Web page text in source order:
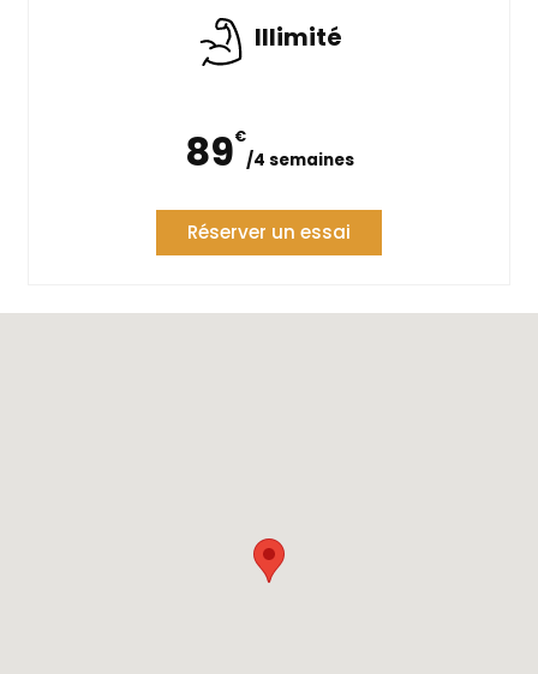
Illimité
89€
/4 semaines
Réserver un essai